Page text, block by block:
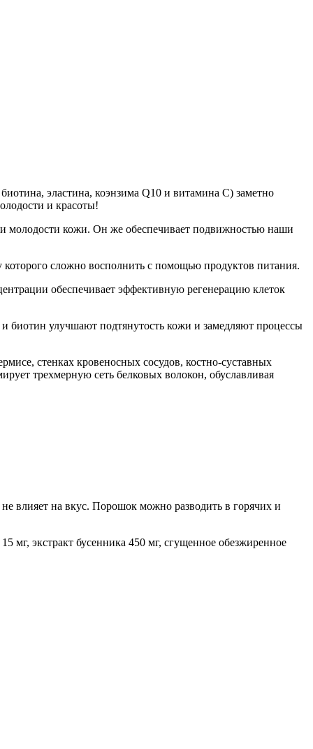
эластина, коэнзима Q10 и витамина C) заметно
и красоты!
и молодости кожи. Он же обеспечивает подвижностью наши
которого сложно восполнить с помощью продуктов питания.
обеспечивает эффективную регенерацию клеток
биотин улучшают подтянутость кожи и замедляют процессы
стенках кровеносных сосудов, костно-суставных
трехмерную сеть белковых волокон, обуславливая
влияет на вкус. Порошок можно разводить в горячих и
мг, экстракт бусенника 450 мг, сгущенное обезжиренное